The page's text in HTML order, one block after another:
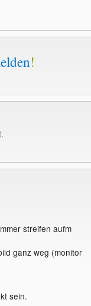
!
streifen aufm
ganz weg (monitor
sein.